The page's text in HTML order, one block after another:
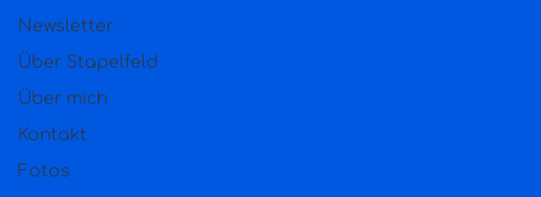
Newsletter
Über Stapelfeld
Über mich
Kontakt
Fotos